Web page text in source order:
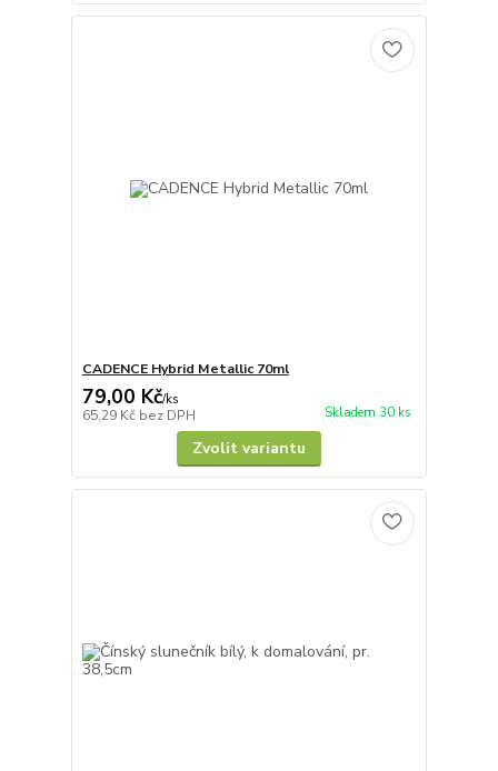
CADENCE Hybrid Metallic 70ml
79,00 Kč/ks
65,29 Kč bez DPH Skladem 30 ks
Zvolit variantu